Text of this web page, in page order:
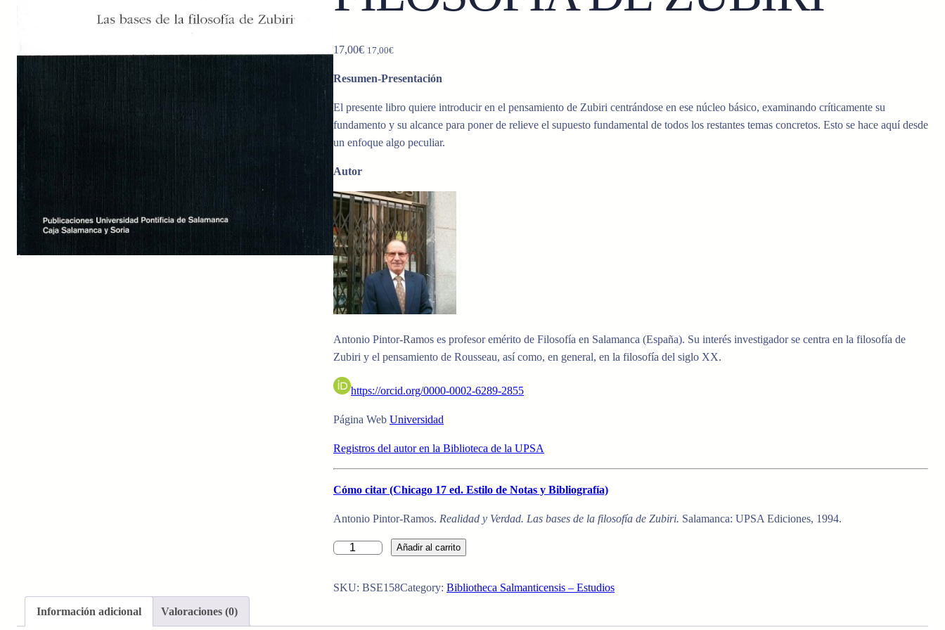
17,00€ 17,00€
Resumen-Presentación
El presente libro quiere introducir en el pensamiento de Zubiri centrándose en ese núcleo básico, examinando críticamente su
fundamento y su alcance para poner de relieve el supuesto fundamental de todos los restantes temas concretos. Esto se hace aquí desde
un enfoque algo peculiar.
Autor
Antonio Pintor-Ramos es profesor emérito de Filosofía en Salamanca (España). Su interés investigador se centra en la filosofía de
Zubiri y el pensamiento de Rousseau, así como, en general, en la filosofía del siglo XX.
https://orcid.org/0000-0002-6289-2855
Página Web Universidad
Registros del autor en la Biblioteca de la UPSA
Cómo citar (Chicago 17 ed. Estilo de Notas y Bibliografía)
Antonio Pintor-Ramos. Realidad y Verdad. Las bases de la filosofía de Zubiri. Salamanca: UPSA Ediciones, 1994.
R
A
Añadir al carrito
SKU: BSE158Category: Bibliotheca Salmanticensis – Estudios
Información adicional
Valoraciones (0)